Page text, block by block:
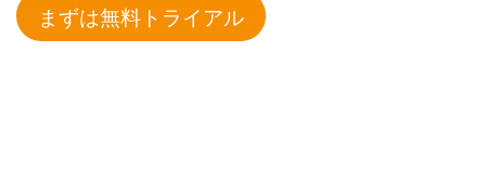
まずは無料トライアル